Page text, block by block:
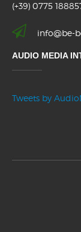
(+39) 0775
info@be-
AUDIO MEDIA
Tweets by